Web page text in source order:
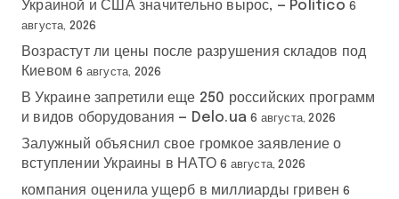
Украиной и США значительно вырос, — Politico 6
августа, 2026
Возрастут ли цены после разрушения складов под
Киевом 6 августа, 2026
В Украине запретили еще 250 российских программ
и видов оборудования — Delo.ua 6 августа, 2026
Залужный объяснил свое громкое заявление о
вступлении Украины в НАТО 6 августа, 2026
компания оценила ущерб в миллиарды гривен 6